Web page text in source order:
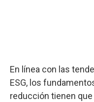
En línea con las
ESG, los
reducción tienen